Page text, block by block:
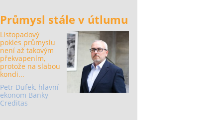
Průmysl stále v útlumu
Listopadový
pokles průmyslu
není až takovým
překvapením,
protože na slabou
kondi...
Petr Dufek, hlavní
ekonom Banky
Creditas